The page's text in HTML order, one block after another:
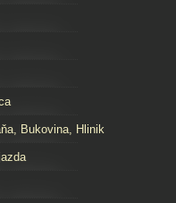
Bukovina, Hlinik